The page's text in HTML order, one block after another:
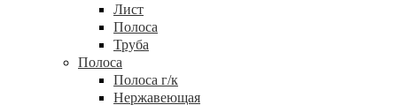
Лист
Полоса
Труба
Полоса
Полоса г/к
Нержавеющая